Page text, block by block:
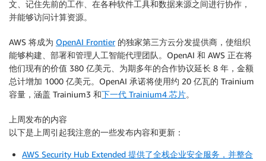
文、记住先前的工作、在各种软件工具和数据来源之间进行协作，
并能够访问计算资源。
AWS 将成为 OpenAI Frontier的独家第三方云分发提供商，使组织
能够构建、部署和管理人工智能代理团队。OpenAI 和 AWS 正在将
他们现有的价值 380 亿美元、为期多年的合作协议延长 8 年，金额
总计增加 1000 亿美元。OpenAI 承诺将使用约 20 亿瓦的 Trainium
容量，涵盖 Trainium3 和下一代 Trainium4 芯片。
上周发布的内容
以下是上周引起我注意的一些发布内容和更新：
AWS Security Hub Extended 提供了全栈企业安全服务，并整合